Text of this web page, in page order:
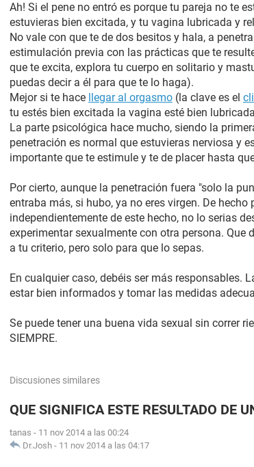
Ah! Si el pene no entró es porque tu pareja no te
estuvieras bien excitada, y tu vagina lubricada y
No vale con que te de dos besitos y hala, a
estimulación previa con las prácticas que te
que te excita, explora tu cuerpo en solitario y
puedas decir a él para que te lo haga).
Mejor si te hace llegar al orgasmo (la clave es el
tu estés bien excitada la vagina esté bien
La parte psicológica hace mucho, siendo la
penetración es normal que estuvieras nerviosa y
importante que te estimule y te de placer hasta
Por cierto, aunque la penetración fuera "solo la
entraba más, si hubo, ya no eres virgen. De
independientemente de este hecho, no lo serias
experimentar sexualmente con otra persona. Que
a tu criterio, pero solo para que lo sepas.
En cualquier caso, debéis ser más responsables.
estar bien informados y tomar las medidas
Se puede tener una buena vida sexual sin correr
SIEMPRE.
Discusiones similares
QUE SIGNIFICA ESTE RESULTADO DE
tanas - 11 nov 2014 a las 00:24
Dr.Josh - 11 nov 2014 a las 04:17